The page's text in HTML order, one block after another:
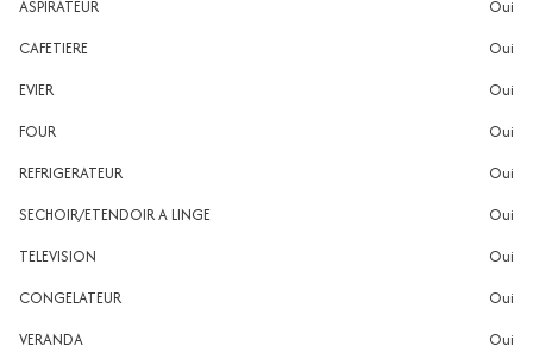
ASPIRATEUR
oui
CAFETIERE
oui
EVIER
oui
FOUR
oui
REFRIGERATEUR
oui
SECHOIR/ETENDOIR A LINGE
oui
TELEVISION
oui
CONGELATEUR
oui
VERANDA
oui